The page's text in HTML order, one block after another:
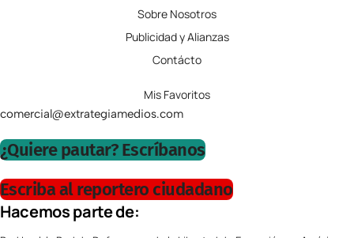
Sobre Nosotros
Publicidad y Alianzas
Contácto
Mis Favoritos
comercial@extrategiamedios.com
¿Quiere pautar? Escríbanos
Escriba al reportero ciudadano
Hacemos parte de: